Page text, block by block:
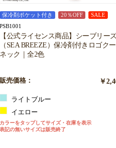
保冷剤ポケット付き 20％OFF SALE
PSB1001
【公式ライセンス商品】シーブリー
（SEA BREEZE）保冷剤付きロゴク
ネック｜全2色
販売価格： ￥
ライトブルー
イエロー
カラーをタップしてサイズ・在庫を表示
表記の無いサイズは販売終了